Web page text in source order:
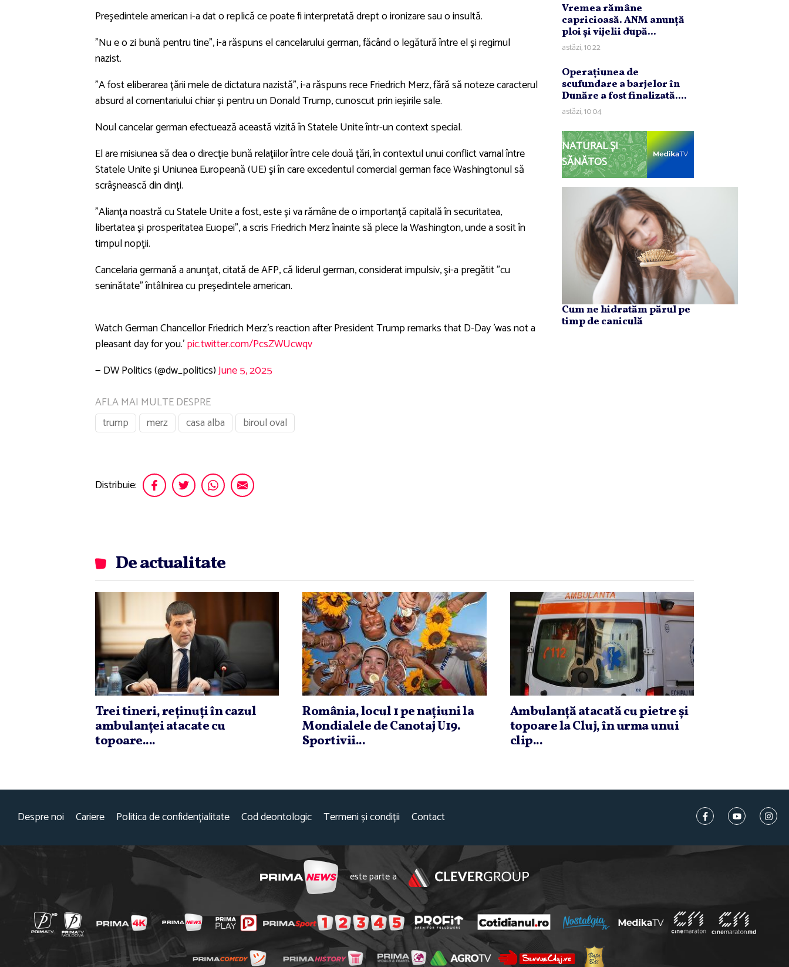
Preşedintele american i-a dat o replică ce poate fi interpretată drept o ironizare sau o insultă.
”Nu e o zi bună pentru tine”, i-a răspuns el cancelarului german, făcând o legătură între el şi regimul
nazist.
”A fost eliberarea ţării mele de dictatura nazistă”, i-a răspuns rece Friedrich Merz, fără să noteze caracterul
absurd al comentariului chiar şi pentru un Donald Trump, cunoscut prin ieşirile sale.
Noul cancelar german efectuează această vizită în Statele Unite într-un context special.
El are misiunea să dea o direcţie bună relaţiilor între cele două ţări, în contextul unui conflict vamal între
Statele Unite şi Uniunea Europeană (UE) şi în care excedentul comercial german face Washingtonul să
scrâşnească din dinţi.
”Alianţa noastră cu Statele Unite a fost, este şi va rămâne de o importanţă capitală în securitatea,
libertatea şi prosperitatea Euopei”, a scris Friedrich Merz înainte să plece la Washington, unde a sosit în
timpul nopţii.
Cancelaria germană a anunţat, citată de AFP, că liderul german, considerat impulsiv, şi-a pregătit ”cu
seninătate” întâlnirea cu preşedintele american.
Watch German Chancellor Friedrich Merz’s reaction after President Trump remarks that D-Day 'was not a
pleasant day for you.'pic.twitter.com/PcsZWUcwqv
— DW Politics (@dw_politics)June 5, 2025
AFLA MAI MULTE DESPRE
trump
merz casa alba biroul oval
Distribuie:
Vremea rămâne
capricioasă. ANM anunţă
ploi şi vijelii după...
astăzi, 10:22
Operaţiunea de
scufundare a barjelor în
Dunăre a fost finalizată....
astăzi, 10:04
NATURAL ȘI
SĂNĂTOS
Cum ne hidratăm părul pe
timp de caniculă
De actualitate
Trei tineri, reţinuţi în cazul
ambulanţei atacate cu
topoare....
România, locul 1 pe naţiuni la
Mondialele de Canotaj U19.
Sportivii...
Ambulanţă atacată cu pietre şi
topoare la Cluj, în urma unui
clip...
Despre noi Cariere Politica de confidențialitate Cod deontologic Termeni și condiții Contact
este parte a